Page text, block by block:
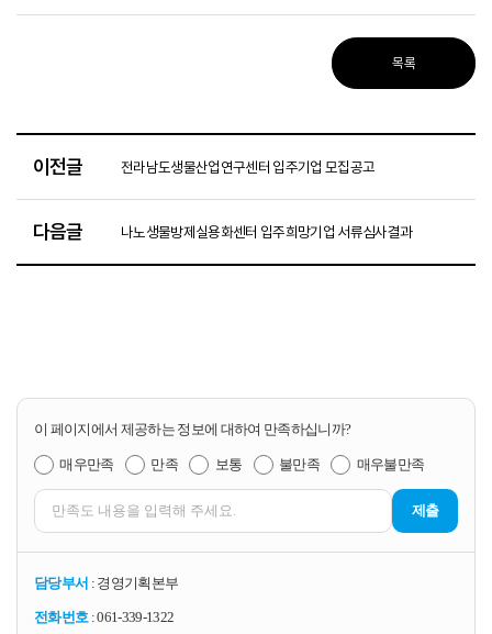
목록
이전글 전라남도생물산업연구센터 입주기업 모집공고
다음글 나노생물방제실용화센터 입주희망기업 서류심사결과
이 페이지에서 제공하는 정보에 대하여 만족하십니까?
매우만족 만족 보통 불만족 매우불만족
제출
담당부서 : 경영기획본부
전화번호: 061-339-1322